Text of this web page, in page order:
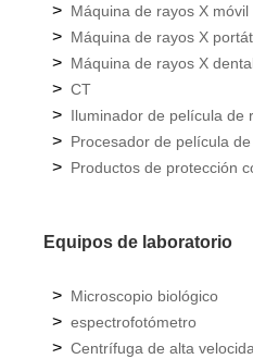
> Máquina de rayos X móvil
> Máquina de rayos X
> Máquina de rayos X
> CT
> Iluminador de película de
> Procesador de película
> Productos de protección
Equipos de laboratorio
> Microscopio biológico
> espectrofotómetro
> Centrífuga de alta